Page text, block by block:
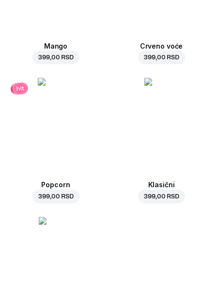
Mango
399,00 RSD
Crveno voće
399,00 RSD
hit
Popcorn
399,00 RSD
Klasični
399,00 RSD